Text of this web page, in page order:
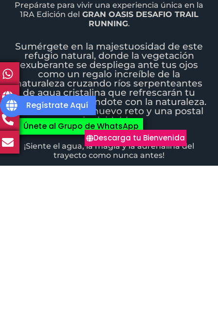
Prepárate para vivir una experiencia única en la
1RA Edición del GRAN OASIS DESAFIO TRAIL
RUNNING.
Sumérgete en la majestuosidad de este
refugio natural, donde la vegetación
exuberante se despliega ante tus ojos
como un regalo increíble de la
naturaleza cruzando ríos serpenteantes
de agua cristalina que refrescarán tu
aventura conectándote con la naturaleza.
Cada río será un nuevo reto y una postal
inolvidable.
¡Siente el agua, la magia y la adrenalina del
trayecto como nunca antes!
Únete al Grupo de WhatsApp
Regístrate Aquí
Descarga tu Bienvenida